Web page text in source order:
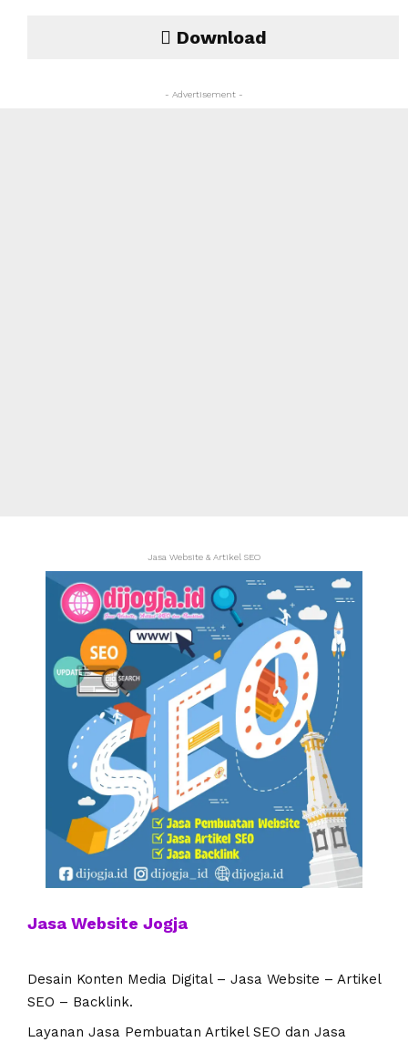
Download
- Advertisement -
Jasa Website & Artikel SEO
Jasa Website Jogja
Desain Konten Media Digital – Jasa Website – Artikel
SEO – Backlink.
Layanan Jasa Pembuatan Artikel SEO dan Jasa